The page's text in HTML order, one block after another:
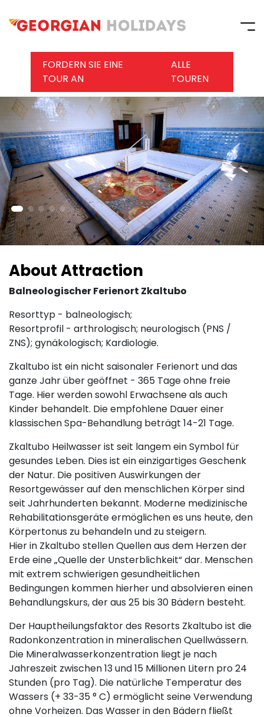
FORDERN SIE EINE
TOUR AN
ALLE
TOUREN
About Attraction
Balneologischer Ferienort Zkaltubo
Resorttyp - balneologisch;
Resortprofil - arthrologisch; neurologisch (PNS /
ZNS); gynäkologisch; Kardiologie.
Zkaltubo ist ein nicht saisonaler Ferienort und das
ganze Jahr über geöffnet - 365 Tage ohne freie
Tage. Hier werden sowohl Erwachsene als auch
Kinder behandelt. Die empfohlene Dauer einer
klassischen Spa-Behandlung beträgt 14-21 Tage.
Zkaltubo Heilwasser ist seit langem ein Symbol für
gesundes Leben. Dies ist ein einzigartiges Geschenk
der Natur. Die positiven Auswirkungen der
Resortgewässer auf den menschlichen Körper sind
seit Jahrhunderten bekannt. Moderne medizinische
Rehabilitationsgeräte ermöglichen es uns heute, den
Körpertonus zu behandeln und zu steigern.
Hier in Zkaltubo stellen Quellen aus dem Herzen der
Erde eine „Quelle der Unsterblichkeit“ dar. Menschen
mit extrem schwierigen gesundheitlichen
Bedingungen kommen hierher und absolvieren einen
Behandlungskurs, der aus 25 bis 30 Bädern besteht.
Der Hauptheilungsfaktor des Resorts Zkaltubo ist die
Radonkonzentration in mineralischen Quellwässern.
Die Mineralwasserkonzentration liegt je nach
Jahreszeit zwischen 13 und 15 Millionen Litern pro 24
Stunden (pro Tag). Die natürliche Temperatur des
Wassers (+ 33-35 ° C) ermöglicht seine Verwendung
ohne Vorheizen. Das Wasser in den Bädern fließt